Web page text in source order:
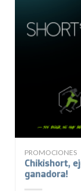
PROMOCIONES
Chikishort,
ganadora!